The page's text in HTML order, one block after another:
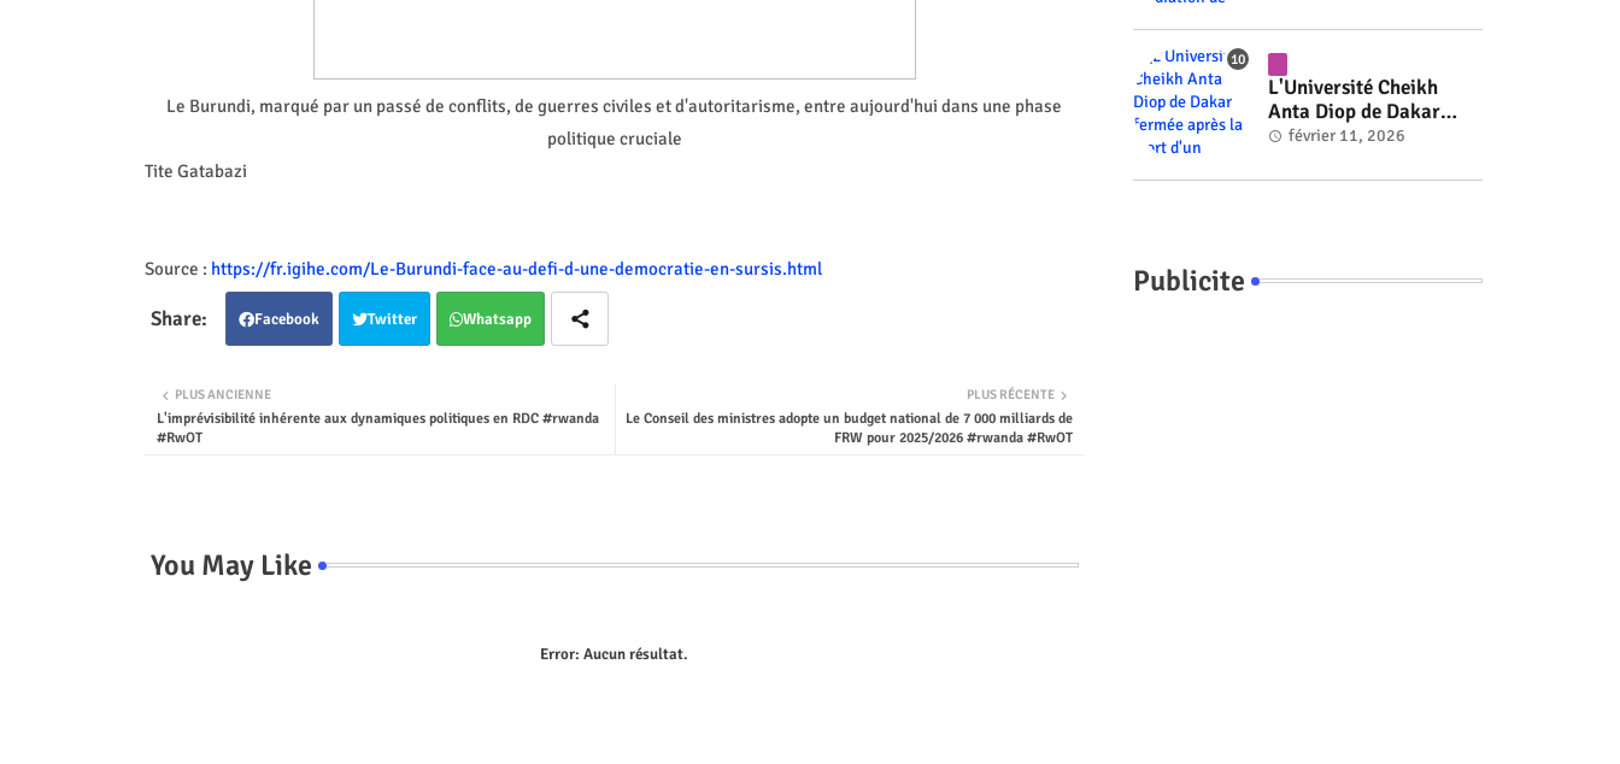
Le Burundi, marqué par un passé de conflits, de guerres civiles et d'autoritarisme, entre aujourd'hui dans une phase
politique cruciale
Tite Gatabazi
Source : https://fr.igihe.com/Le-Burundi-face-au-defi-d-une-democratie-en-sursis.html
Facebook Twitter Whatsapp
PLUS RÉCENTE
Le Conseil des ministres adopte un budget national de 7 000 milliards de
FRW pour 2025/2026 #rwanda #RwOT
PLUS ANCIENNE
L'imprévisibilité inhérente aux dynamiques politiques en RDC #rwanda
#RwOT
You May Like
Error: Aucun résultat.
#rwanda #RwOT
L'Université Cheikh
Anta Diop de Dakar
fermée après la mort
#RwOT
février 11, 2026
Publicite